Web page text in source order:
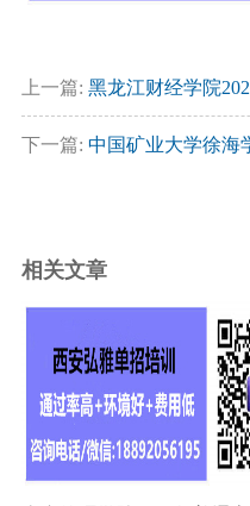
上一篇: 黑龙江财经学院
下一篇: 中国矿业大学徐海
相关文章